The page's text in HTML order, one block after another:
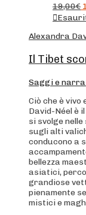
19,00€
Alexandra
Il Tibet
Saggi e
Ciò che è
David-Néel è
si svolge
sugli alti
conducono a
bellezza
asiatici,
grandiose
pienamente
mistici e